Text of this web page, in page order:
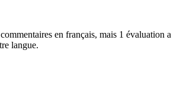
en français, mais 1 évaluation a
langue.